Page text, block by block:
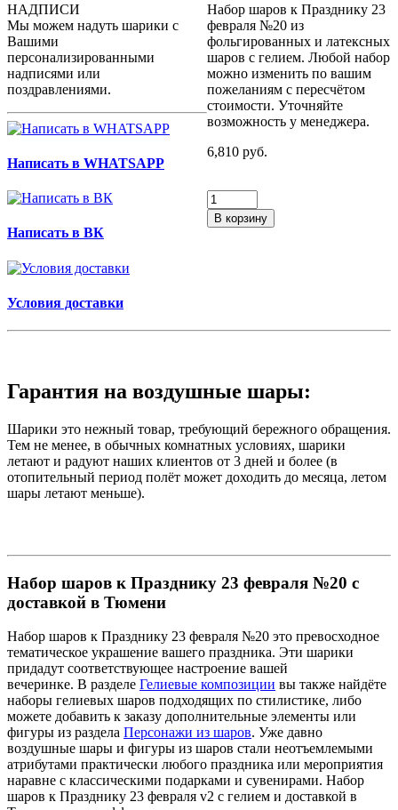
Набор шаров к Празднику 23
февраля №20 из
фольгированных и латексных
шаров с гелием. Любой набор
можно изменить по вашим
пожеланиям с пересчётом
стоимости. Уточняйте
возможность у менеджера.
6,810 руб.
В корзину
НАДПИСИ
Мы можем надуть шарики с
Вашими
персонализированными
надписями или
поздравлениями.
Написать в WHATSAPP
Написать в ВК
Условия доставки
Гарантия на воздушные шары:
Шарики это нежный товар, требующий бережного обращения.
Тем не менее, в обычных комнатных условиях, шарики
летают и радуют наших клиентов от 3 дней и более (в
отопительный период полёт может доходить до месяца, летом
шары летают меньше).
Набор шаров к Празднику 23 февраля №20 с
доставкой в Тюмени
Набор шаров к Празднику 23 февраля №20 это превосходное
тематическое украшение вашего праздника. Эти шарики
придадут соответствующее настроение вашей
вечеринке. В разделе Гелиевые композиции вы также найдёте
наборы гелиевых шаров подходящих по стилистике, либо
можете добавить к заказу дополнительные элементы или
фигуры из раздела Персонажи из шаров. Уже давно
воздушные шары и фигуры из шаров стали неотъемлемыми
атрибутами практически любого праздника или мероприятия
наравне с классическими подарками и сувенирами. Набор
шаров к Празднику 23 февраля v2 с гелием и доставкой в